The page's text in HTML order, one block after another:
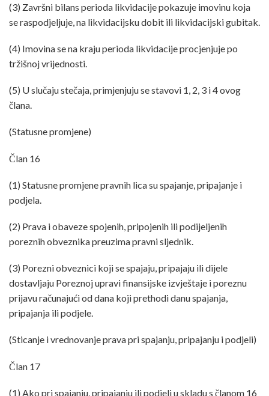
(3) Završni bilans perioda likvidacije pokazuje imovinu koja
se raspodjeljuje, na likvidacijsku dobit ili likvidacijski gubitak.
(4) Imovina se na kraju perioda likvidacije procjenjuje po
tržišnoj vrijednosti.
(5) U slučaju stečaja, primjenjuju se stavovi 1, 2, 3 i 4 ovog
člana.
(Statusne promjene)
Član 16
(1) Statusne promjene pravnih lica su spajanje, pripajanje i
podjela.
(2) Prava i obaveze spojenih, pripojenih ili podijeljenih
poreznih obveznika preuzima pravni sljednik.
(3) Porezni obveznici koji se spajaju, pripajaju ili dijele
dostavljaju Poreznoj upravi finansijske izvještaje i poreznu
prijavu računajući od dana koji prethodi danu spajanja,
pripajanja ili podjele.
(Sticanje i vrednovanje prava pri spajanju, pripajanju i podjeli)
Član 17
(1) Ako pri spajanju, pripajanju ili podjeli u skladu s članom 16